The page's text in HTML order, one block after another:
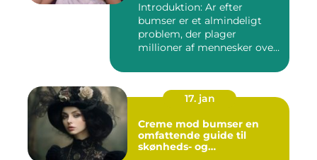
Introduktion: Ar efter
bumser er et almindeligt
problem, der plager
millioner af mennesker over
17. jan
Creme mod bumser en
omfattende guide til
skønheds- og